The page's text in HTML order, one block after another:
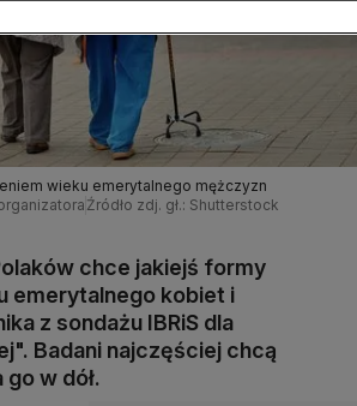
wieku emerytalnego mężczyzn
Źródło zdj. gł.: Shutterstock
chce jakiejś formy
emerytalnego kobiet i
z sondażu IBRiS dla
Badani najczęściej chcą
w dół.